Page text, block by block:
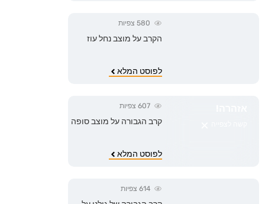
580צפיות
הקרב על מוצב נחל עוז
לפוסט המלא
607צפיות
קרב הגבורה על מוצב סופה
לפוסט המלא
614צפיות